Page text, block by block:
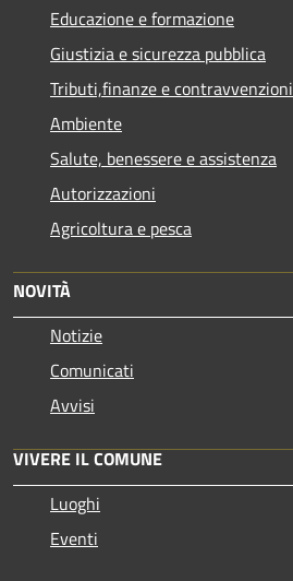
Educazione e formazione
Giustizia e sicurezza pubblica
Tributi,finanze e contravvenzioni
Ambiente
Salute, benessere e assistenza
Autorizzazioni
Agricoltura e pesca
NOVITÀ
Notizie
Comunicati
Avvisi
VIVERE IL COMUNE
Luoghi
Eventi